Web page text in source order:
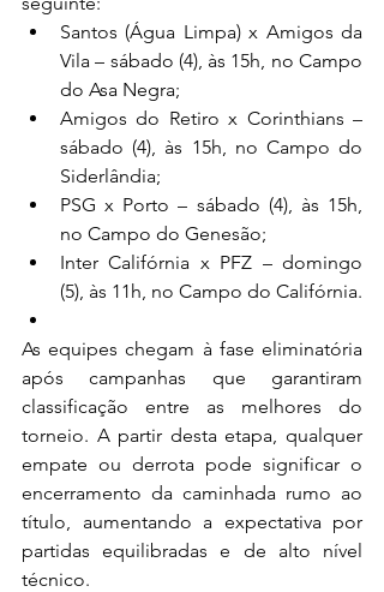
Santos (Água Limpa) x Amigos da
Vila – sábado (4), às 15h, no Campo
do Asa Negra;
Amigos do Retiro x Corinthians –
sábado (4), às 15h, no Campo do
Siderlândia;
PSG x Porto – sábado (4), às 15h,
no Campo do Genesão;
Inter Califórnia x PFZ – domingo
(5), às 11h, no Campo do Califórnia.
As equipes chegam à fase eliminatória
após campanhas que garantiram
classificação entre as melhores do
torneio. A partir desta etapa, qualquer
empate ou derrota pode significar o
encerramento da caminhada rumo ao
título, aumentando a expectativa por
partidas equilibradas e de alto nível
técnico.